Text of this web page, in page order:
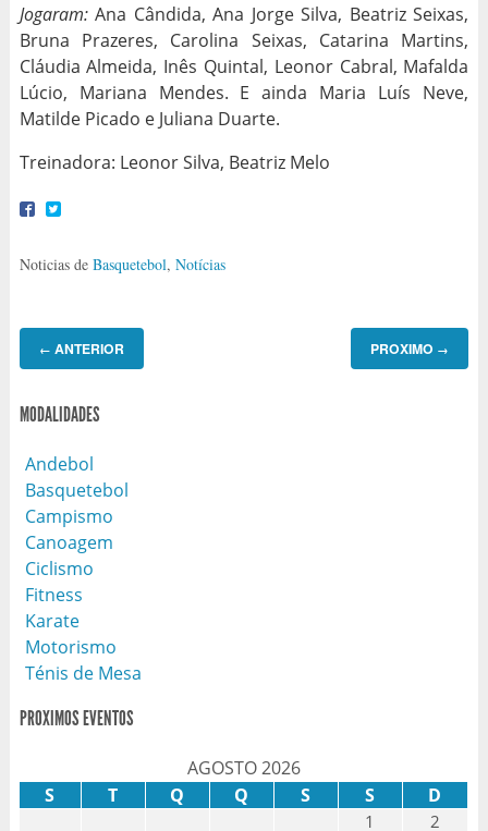
Jogaram:Ana Cândida, Ana Jorge Silva, Beatriz Seixas,
Bruna Prazeres, Carolina Seixas, Catarina Martins,
Cláudia Almeida, Inês Quintal, Leonor Cabral, Mafalda
Lúcio, Mariana Mendes. E ainda Maria Luís Neve,
Matilde Picado e Juliana Duarte.
Treinadora: Leonor Silva, Beatriz Melo
Noticias de Basquetebol, Notícias
← ANTERIOR PROXIMO →
MODALIDADES
Andebol
Basquetebol
Campismo
Canoagem
Ciclismo
Fitness
Karate
Motorismo
Ténis de Mesa
PROXIMOS EVENTOS
AGOSTO 2026
S
T Q Q S S D
1 2